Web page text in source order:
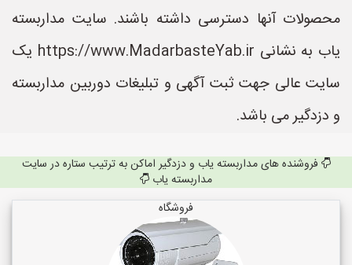
محصولات آنها دسترسی داشته باشند. سایت مداربسته
یاب به نشانی https://www.MadarbasteYab.ir یک
سایت عالی جهت ثبت آگهی و تبلیغات دوربین مداربسته
و دزدگیر می باشد.
فروشنده های مداربسته یاب و دزدگیر اماکن به ترتیب ستاره در سایت
مداربسته یاب
فروشگاه